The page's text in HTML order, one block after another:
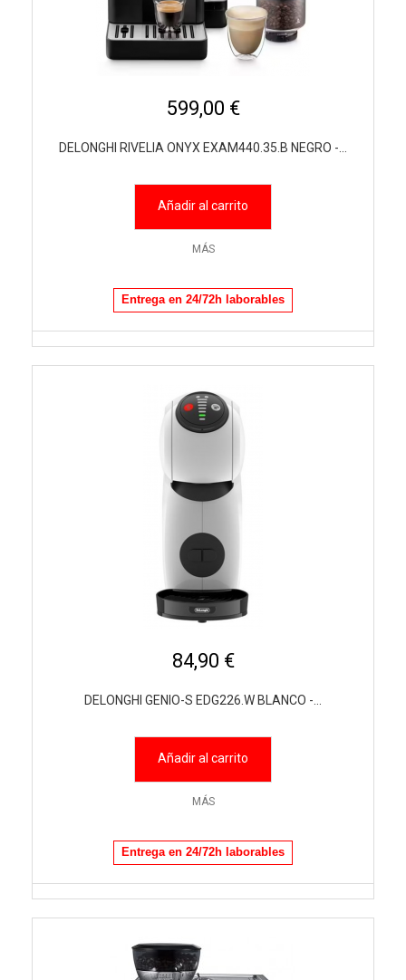
599,00 €
DELONGHI RIVELIA ONYX EXAM440.35.B NEGRO -...
Añadir al carrito
MÁS
Entrega en 24/72h laborables
84,90 €
DELONGHI GENIO-S EDG226.W BLANCO -...
Añadir al carrito
MÁS
Entrega en 24/72h laborables